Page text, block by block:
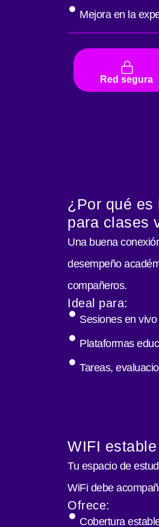
Mejora en la
Red segura
¿Por qué es
para clases
Una buena
desempeño
compañeros.
Ideal para:
Sesiones en
Plataformas
Tareas,
WIFI
Tu espacio de
WiFi debe
Ofrece:
Cobertura